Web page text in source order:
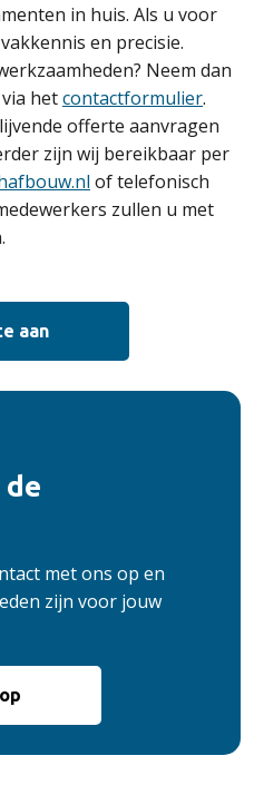
in huis. Als u voor
en precisie.
Neem dan
hetcontactformulier.
offerte aanvragen
zijn wij bereikbaar per
of telefonisch
zullen u met
aan
de
met ons op en
zijn voor jouw